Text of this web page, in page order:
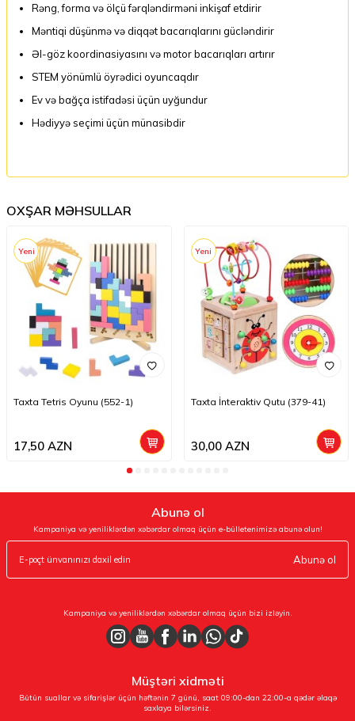
Rəng, forma və ölçü fərqləndirməni inkişaf etdirir
Məntiqi düşünmə və diqqət bacarıqlarını gücləndirir
Əl-göz koordinasiyasını və motor bacarıqları artırır
STEM yönümlü öyrədici oyuncaqdır
Ev və bağça istifadəsi üçün uyğundur
Hədiyyə seçimi üçün münasibdir
OXŞAR MƏHSULLAR
Yeni
Taxta Tetris Oyunu (552-1)
17,50 AZN
Yeni
Taxta İnteraktiv Qutu (379-41)
30,00AZN
Abunə ol
Kampaniya və yeniliklərdən xəbərdar olmaq üçün e-bülletenimizə abunə olun!
Abunə ol
Kampaniya və yeniliklərdən xəbərdar olmaq üçün bizi izləyin.
Müştəri xidməti
Bütün suallar və sifarişlər üçün həftənin 7 günü, saat 09:00-dan 22:00-a qədər əlaqə
saxlaya bilərsiniz.